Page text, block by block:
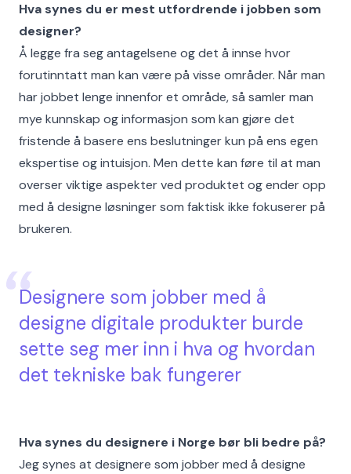
Hva synes du er mest utfordrende i jobben som
designer?
Å legge fra seg antagelsene og det å innse hvor
forutinntatt man kan være på visse områder. Når man
har jobbet lenge innenfor et område, så samler man
mye kunnskap og informasjon som kan gjøre det
fristende å basere ens beslutninger kun på ens egen
ekspertise og intuisjon. Men dette kan føre til at man
overser viktige aspekter ved produktet og ender opp
med å designe løsninger som faktisk ikke fokuserer på
brukeren.
Designere som jobber med å
designe digitale produkter burde
sette seg mer inn i hva og hvordan
det tekniske bak fungerer
Hva synes du designere i Norge bør bli bedre på?
Jeg synes at designere som jobber med å designe